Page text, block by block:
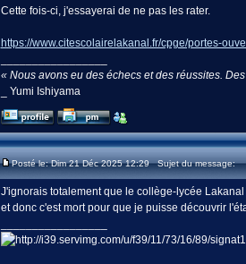
Cette fois-ci, j'essayerai de ne pas les rater.
https://www.citescolairelakanal.fr/cpge/portes-
« Nous avons eu des échecs et des réussites.
_ Yumi Ishiyama
Posté le: Dim 21 Déc 2025 12:29 Sujet du message:
J'ignorais totalement que le collège-lycée
et donc c'est mort pour que je puisse découvrir